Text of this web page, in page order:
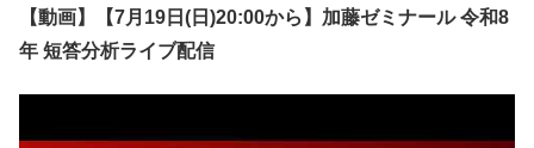
【動画】【7月19日(日)20:00から】加藤ゼミナール 令和8
年 短答分析ライブ配信